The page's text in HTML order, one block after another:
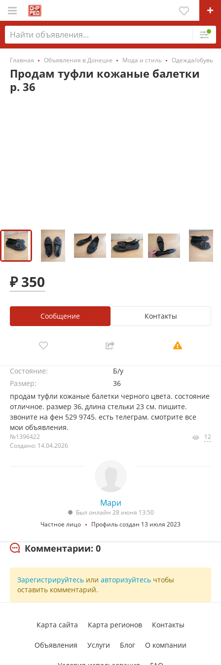
Главная Объявления в Донецке Мода и стиль Одежда/обувь
Продам туфли кожаные балетки
р. 36
₽ 350
Сообщение Контакты
Состояние:
Б/у
Размер:
36
продам туфли кожаные балетки черного цвета. состояние
отличное. размер 36, длина стельки 23 см. пишите.
звоните на фен 529 9745. есть телеграм. смотрите все
мои объявления.
№1396422
Создано: 14.04.2026
12
Мари
Был онлайн 28 июня 13:50
Частное лицо
Профиль создан 13 июля 2023
Комментарии: 0
Зарегистрируйтесь или авторизуйтесь чтобы
оставить комментарий.
Карта сайта Карта регионов Контакты
Объявления Услуги Блог О компании